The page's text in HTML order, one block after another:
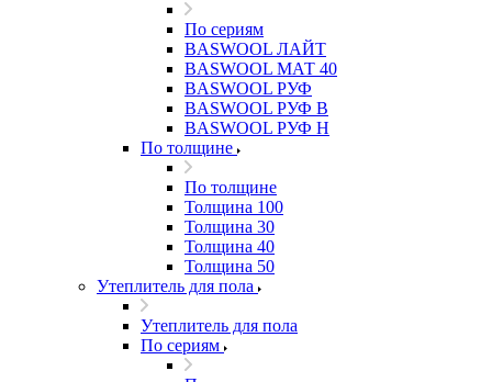
По сериям
BASWOOL ЛАЙТ
BASWOOL МАТ 40
BASWOOL РУФ
BASWOOL РУФ В
BASWOOL РУФ Н
По толщине
По толщине
Толщина 100
Толщина 30
Толщина 40
Толщина 50
Утеплитель для пола
Утеплитель для пола
По сериям